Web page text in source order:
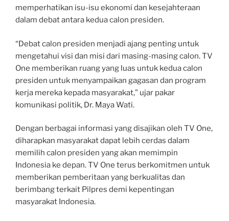
memperhatikan isu-isu ekonomi dan kesejahteraan
dalam debat antara kedua calon presiden.
“Debat calon presiden menjadi ajang penting untuk
mengetahui visi dan misi dari masing-masing calon. TV
One memberikan ruang yang luas untuk kedua calon
presiden untuk menyampaikan gagasan dan program
kerja mereka kepada masyarakat,” ujar pakar
komunikasi politik, Dr. Maya Wati.
Dengan berbagai informasi yang disajikan oleh TV One,
diharapkan masyarakat dapat lebih cerdas dalam
memilih calon presiden yang akan memimpin
Indonesia ke depan. TV One terus berkomitmen untuk
memberikan pemberitaan yang berkualitas dan
berimbang terkait Pilpres demi kepentingan
masyarakat Indonesia.